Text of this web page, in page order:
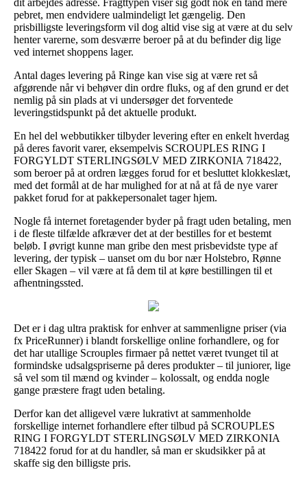
pebret, men endvidere ualmindeligt let gængelig. Den
prisbilligste leveringsform vil dog altid vise sig at være at du selv
henter varerne, som desværre beroer på at du befinder dig lige
ved internet shoppens lager.
Antal dages levering på Ringe kan vise sig at være ret så
afgørende når vi behøver din ordre fluks, og af den grund er det
nemlig på sin plads at vi undersøger det forventede
leveringstidspunkt på det aktuelle produkt.
En hel del webbutikker tilbyder levering efter en enkelt hverdag
på deres favorit varer, eksempelvis SCROUPLES RING I
FORGYLDT STERLINGSØLV MED ZIRKONIA 718422,
som beroer på at ordren lægges forud for et besluttet klokkeslæt,
med det formål at de har mulighed for at nå at få de nye varer
pakket forud for at pakkepersonalet tager hjem.
Nogle få internet foretagender byder på fragt uden betaling, men
i de fleste tilfælde afkræver det at der bestilles for et bestemt
beløb. I øvrigt kunne man gribe den mest prisbevidste type af
levering, der typisk – uanset om du bor nær Holstebro, Rønne
eller Skagen – vil være at få dem til at køre bestillingen til et
afhentningssted.
Det er i dag ultra praktisk for enhver at sammenligne priser (via
fx PriceRunner) i blandt forskellige online forhandlere, og for
det har utallige Scrouples firmaer på nettet været tvunget til at
formindske udsalgspriserne på deres produkter – til juniorer, lige
så vel som til mænd og kvinder – kolossalt, og endda nogle
gange præstere fragt uden betaling.
Derfor kan det alligevel være lukrativt at sammenholde
forskellige internet forhandlere efter tilbud på SCROUPLES
RING I FORGYLDT STERLINGSØLV MED ZIRKONIA
718422 forud for at du handler, så man er skudsikker på at
skaffe sig den billigste pris.